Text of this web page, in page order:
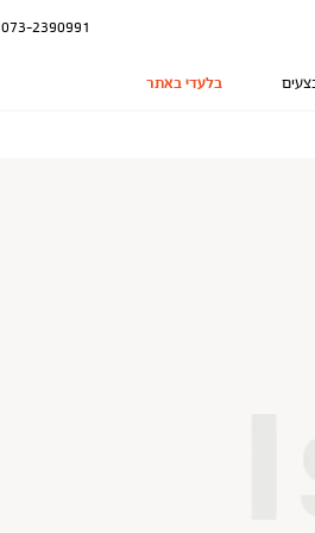
073-2390991
בלעדי באתר